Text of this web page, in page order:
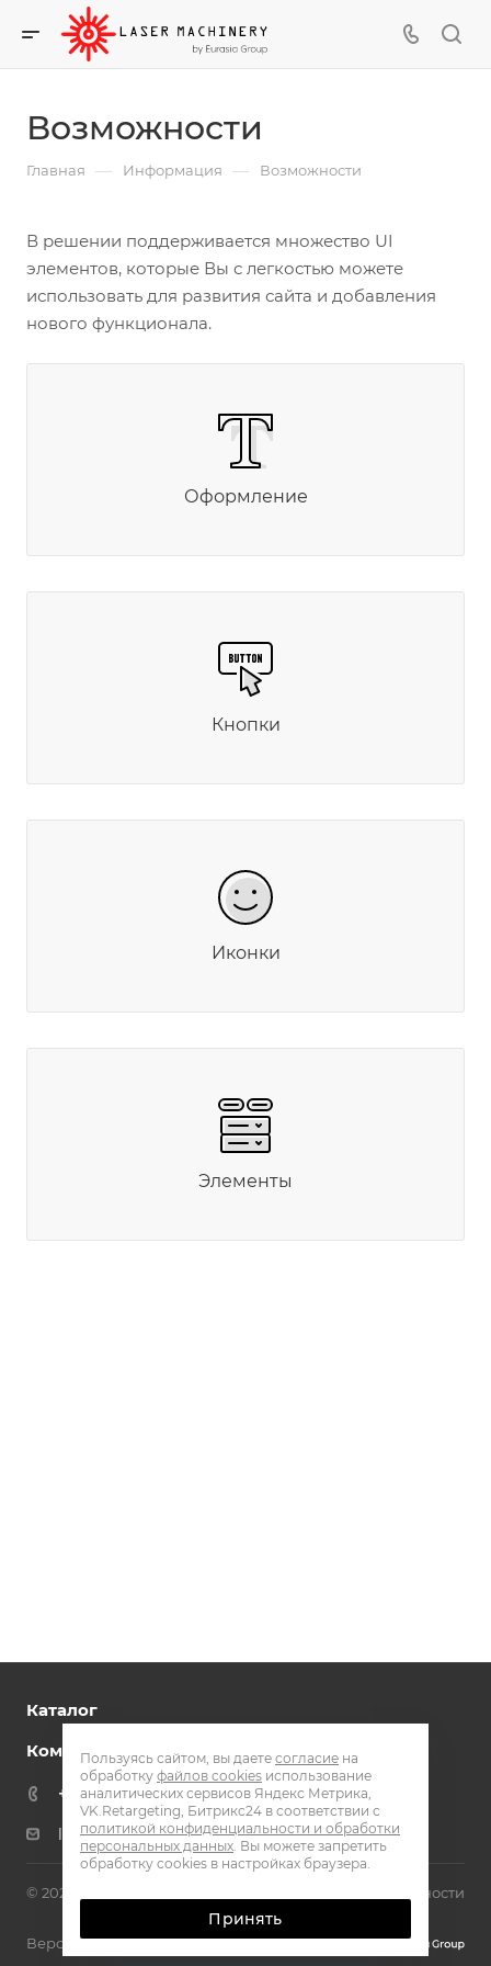
Возможности
Главная — Информация — Возможности
В решении поддерживается множество UI
элементов, которые Вы с легкостью можете
использовать для развития сайта и добавления
нового функционала.
Оформление
Кнопки
Иконки
Элементы
Каталог
Компания
+7 800 301 51 72
laser@eq-mail.ru
© 2026 Laser machinery Политика конфиденциальности
Версия для слабовидящих Карта сайта
Пользуясь сайтом, вы даете согласие на
обработку файлов cookies использование
аналитических сервисов Яндекс Метрика,
VK.Retargeting, Битрикс24 в соответствии с
политикой конфиденциальности и обработки
персональных данных. Вы можете запретить
обработку cookies в настройках браузера.
Принять